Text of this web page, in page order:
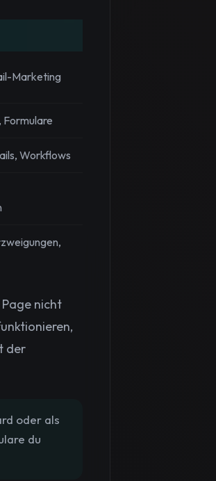
Marketing
Formulare
Workflows
nicht
der
oder als
du